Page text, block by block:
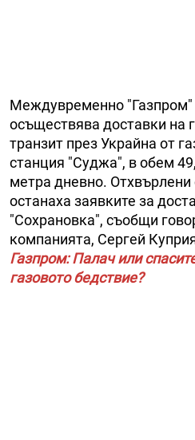
Междувременно "Газпром"
осъществява доставки на
транзит през Украйна от
станция "Суджа", в обем
метра дневно. Отхвърлени
останаха заявките за
"Сохрановка", съобщи
компанията, Сергей
Газпром: Палач или
газовото бедствие?